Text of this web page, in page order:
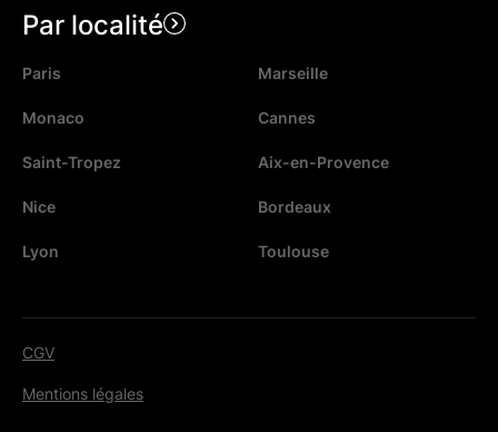
Par localité
Paris Marseille
Monaco Cannes
Saint-Tropez Aix-en-Provence
Nice Bordeaux
Lyon Toulouse
CGV
Mentions légales